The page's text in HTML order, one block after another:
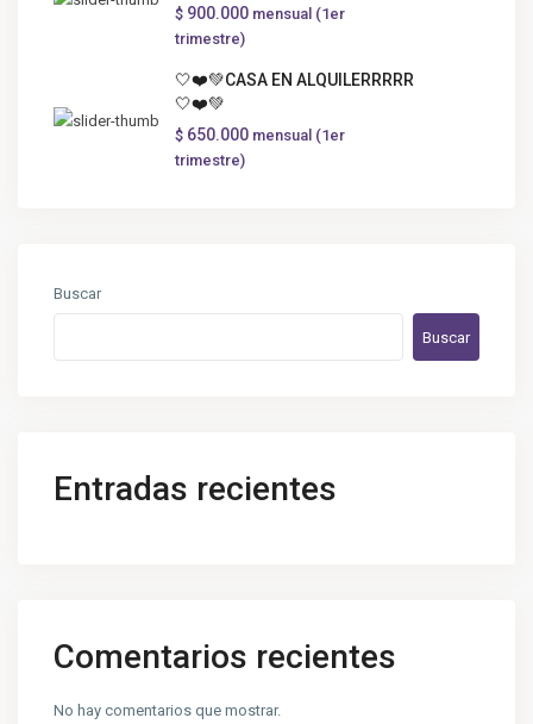
$ 900.000 mensual (1er
trimestre)
🤍❤️💚CASA EN ALQUILERRRRR
🤍❤️💚
$ 650.000 mensual (1er
trimestre)
Buscar
Buscar
Entradas recientes
Comentarios recientes
No hay comentarios que mostrar.